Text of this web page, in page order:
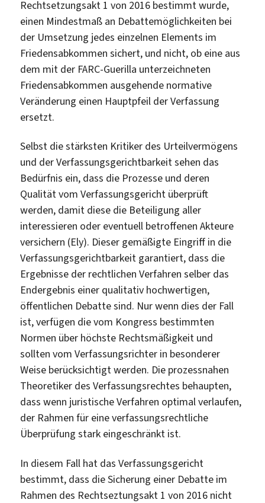
Rechtsetzungsakt 1 von 2016 bestimmt wurde,
einen Mindestmaß an Debattemöglichkeiten bei
der Umsetzung jedes einzelnen Elements im
Friedensabkommen sichert, und nicht, ob eine aus
dem mit der FARC-Guerilla unterzeichneten
Friedensabkommen ausgehende normative
Veränderung einen Hauptpfeil der Verfassung
ersetzt.
Selbst die stärksten Kritiker des Urteilvermögens
und der Verfassungsgerichtbarkeit sehen das
Bedürfnis ein, dass die Prozesse und deren
Qualität vom Verfassungsgericht überprüft
werden, damit diese die Beteiligung aller
interessieren oder eventuell betroffenen Akteure
versichern (Ely). Dieser gemäßigte Eingriff in die
Verfassungsgerichtbarkeit garantiert, dass die
Ergebnisse der rechtlichen Verfahren selber das
Endergebnis einer qualitativ hochwertigen,
öffentlichen Debatte sind. Nur wenn dies der Fall
ist, verfügen die vom Kongress bestimmten
Normen über höchste Rechtsmäßigkeit und
sollten vom Verfassungsrichter in besonderer
Weise berücksichtigt werden. Die prozessnahen
Theoretiker des Verfassungsrechtes behaupten,
dass wenn juristische Verfahren optimal verlaufen,
der Rahmen für eine verfassungsrechtliche
Überprüfung stark eingeschränkt ist.
In diesem Fall hat das Verfassungsgericht
bestimmt, dass die Sicherung einer Debatte im
Rahmen des Rechtseztungsakt 1 von 2016 nicht